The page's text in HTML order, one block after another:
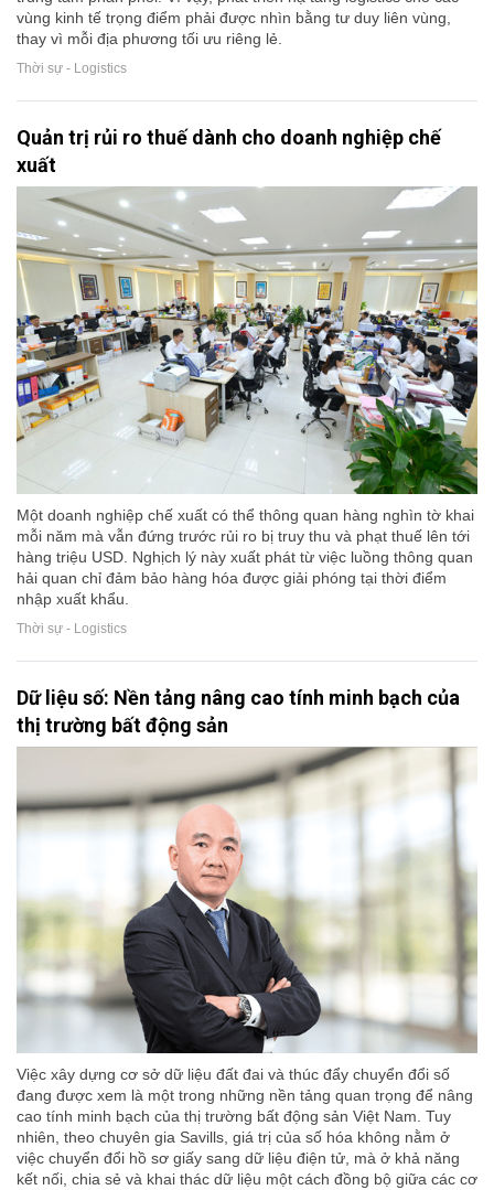
vùng kinh tế trọng điểm phải được nhìn bằng tư duy liên vùng,
thay vì mỗi địa phương tối ưu riêng lẻ.
Thời sự - Logistics
Quản trị rủi ro thuế dành cho doanh nghiệp chế
xuất
Một doanh nghiệp chế xuất có thể thông quan hàng nghìn tờ khai
mỗi năm mà vẫn đứng trước rủi ro bị truy thu và phạt thuế lên tới
hàng triệu USD. Nghịch lý này xuất phát từ việc luồng thông quan
hải quan chỉ đảm bảo hàng hóa được giải phóng tại thời điểm
nhập xuất khẩu.
Thời sự - Logistics
Dữ liệu số: Nền tảng nâng cao tính minh bạch của
thị trường bất động sản
Việc xây dựng cơ sở dữ liệu đất đai và thúc đẩy chuyển đổi số
đang được xem là một trong những nền tảng quan trọng để nâng
cao tính minh bạch của thị trường bất động sản Việt Nam. Tuy
nhiên, theo chuyên gia Savills, giá trị của số hóa không nằm ở
việc chuyển đổi hồ sơ giấy sang dữ liệu điện tử, mà ở khả năng
kết nối, chia sẻ và khai thác dữ liệu một cách đồng bộ giữa các cơ